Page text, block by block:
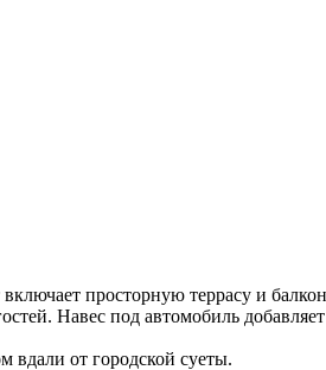
просторную террасу и
Навес под автомобиль
вдали от городской суеты.